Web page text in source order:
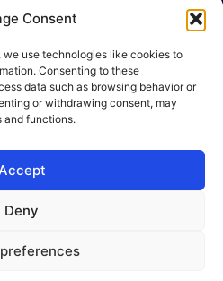
Consent
use technologies like cookies to
Consenting to these
data such as browsing behavior or
or withdrawing consent, may
and functions.
Accept
Deny
Over
voorwaarden
beleid
adverteren
& Business
door